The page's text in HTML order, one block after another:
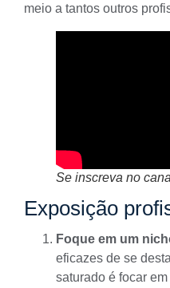
meio a tantos outros
Se inscreva no
Exposição
Foque em um
eficazes de se
saturado é focar